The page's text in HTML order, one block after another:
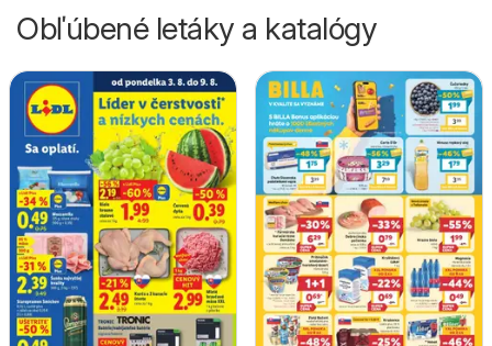
Obľúbené letáky a katalógy